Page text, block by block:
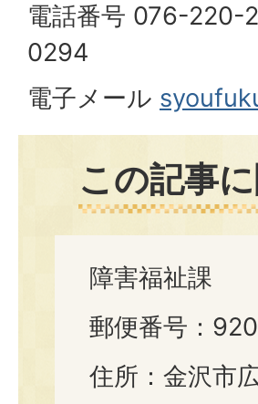
電話番号 076-220-
0294
電子メール
この記事
障害福祉課
郵便番号：
住所：金沢市